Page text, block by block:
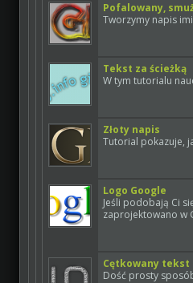
Pofalowany,
Tworzymy napis
Tekst za ścieżką
W tym tutorialu
Złoty napis
Tutorial pokazuje,
Logo Google
Jeśli podobają Ci
zaprojektowano w
Cętkowany tekst
Dość prosty